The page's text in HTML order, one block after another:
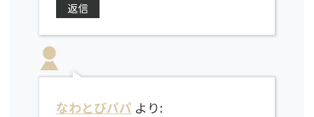
返信
なわとびパパ より: